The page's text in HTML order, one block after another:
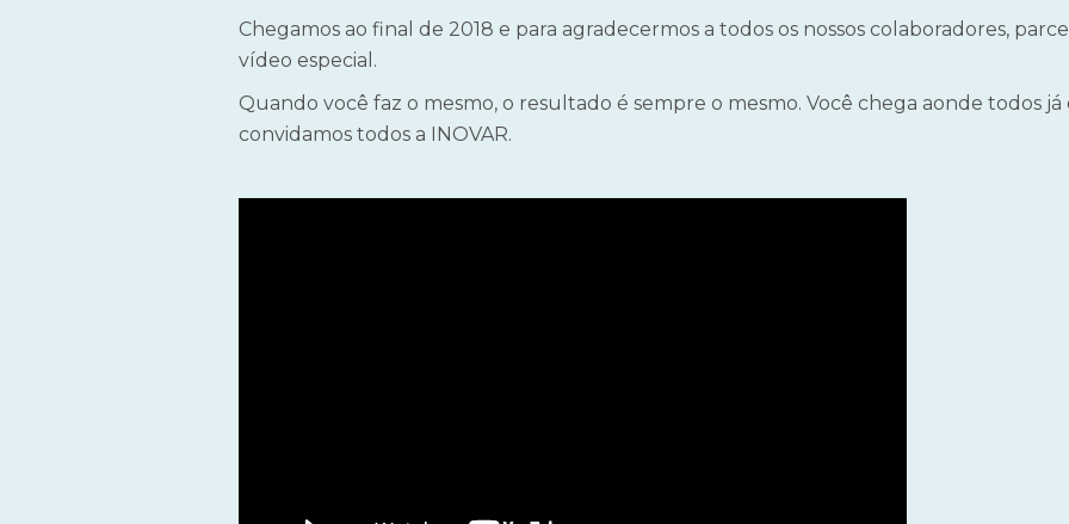
Chegamos ao final de 2018 e para agradecermos a todos os nossos colaboradores,
vídeo especial.
Quando você faz o mesmo, o resultado é sempre o mesmo. Você chega aonde todos já
convidamos todos a INOVAR.